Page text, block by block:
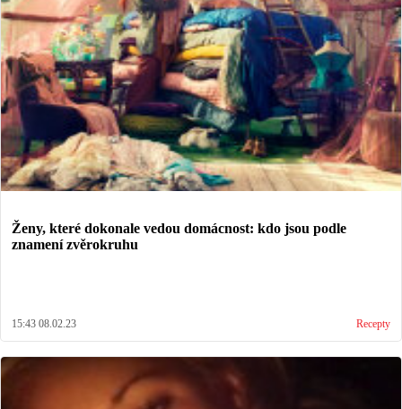
Ženy, které dokonale vedou domácnost: kdo jsou podle
znamení zvěrokruhu
15:43 08.02.23 Recepty